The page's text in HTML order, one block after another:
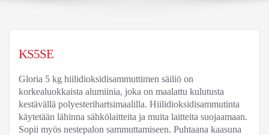
KS5SE
Gloria 5 kg hiilidioksidisammuttimen säiliö on
korkealuokkaista alumiinia, joka on maalattu kulutusta
kestävällä polyesterihartsimaalilla. Hiilidioksidisammutinta
käytetään lähinna sähkölaitteita ja muita laitteita suojaamaan.
Sopii myös nestepalon sammuttamiseen. Puhtaana kaasuna